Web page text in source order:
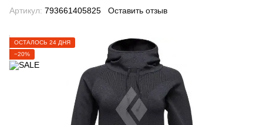
Артикул: 793661405825 Оставить отзыв
ОСТАЛОСЬ 24 ДНЯ
−20%